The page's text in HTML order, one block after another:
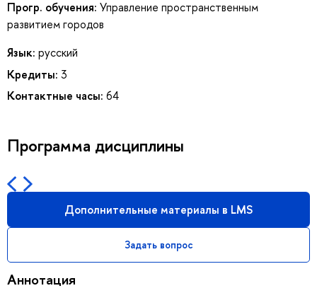
Прогр. обучения: Управление пространственным
развитием городов
Язык: русский
Кредиты: 3
Контактные часы: 64
Программа дисциплины
Дополнительные материалы в LMS
Задать вопрос
Аннотация